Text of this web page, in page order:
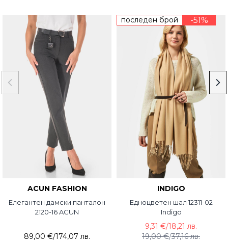
ACUN FASHION
Елегантен дамски панталон
2120-16 ACUN
89,00 €/174,07 лв.
последен брой -51%
INDIGO
Едноцветен шал 12311-02
Indigo
19,00 €/37,16 лв.
9,31 €/18,21 лв.